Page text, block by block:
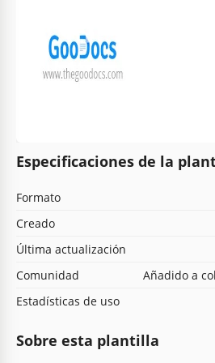
Especificaciones de la
Formato
Creado
Última actualización
Comunidad
Añadido a
Estadísticas de uso
Sobre esta plantilla